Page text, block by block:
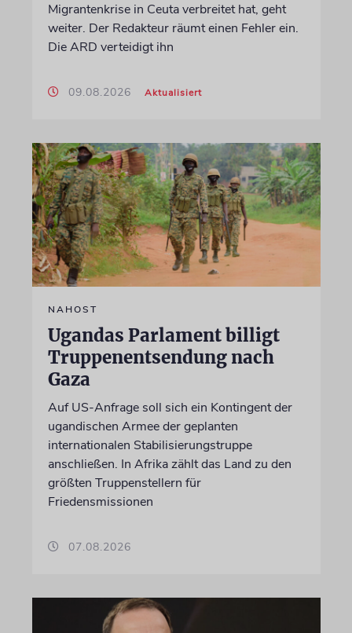
Migrantenkrise in Ceuta verbreitet hat, geht
weiter. Der Redakteur räumt einen Fehler ein.
Die ARD verteidigt ihn
09.08.2026 Aktualisiert
NAHOST
Ugandas Parlament billigt
Truppenentsendung nach
Gaza
Auf US-Anfrage soll sich ein Kontingent der
ugandischen Armee der geplanten
internationalen Stabilisierungstruppe
anschließen. In Afrika zählt das Land zu den
größten Truppenstellern für
Friedensmissionen
07.08.2026